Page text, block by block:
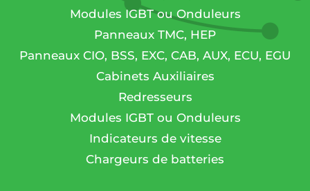
Modules IGBT ou Onduleurs
Panneaux TMC, HEP
Panneaux CIO, BSS, EXC, CAB, AUX, ECU, EGU
Cabinets Auxiliaires
Redresseurs
Modules IGBT ou Onduleurs
Indicateurs de vitesse
Chargeurs de batteries